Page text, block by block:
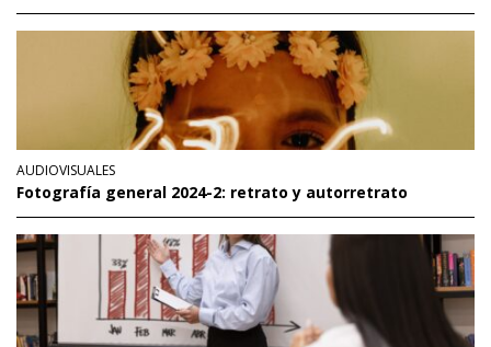
AUDIOVISUALES
Fotografía general 2024-2: retrato y autorretrato